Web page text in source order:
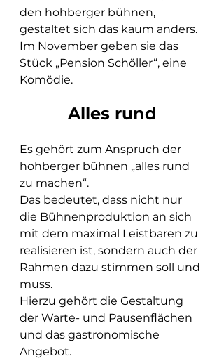
den hohberger bühnen,
gestaltet sich das kaum anders.
Im November geben sie das
Stück „Pension Schöller“, eine
Komödie.
Alles rund
Es gehört zum Anspruch der
hohberger bühnen „alles rund
zu machen“.
Das bedeutet, dass nicht nur
die Bühnenproduktion an sich
mit dem maximal Leistbaren zu
realisieren ist, sondern auch der
Rahmen dazu stimmen soll und
muss.
Hierzu gehört die Gestaltung
der Warte- und Pausenflächen
und das gastronomische
Angebot.